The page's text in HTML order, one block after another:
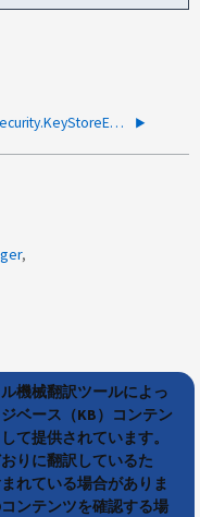
java.security.KeyStoreExceptionが原因で AIQUM クラスタ データの取得が失敗する
機械翻訳ツールによっ
ベース（KB）コンテン
て提供されています。
りに翻訳しているた
れている場合がありま
ンテンツを確認する場